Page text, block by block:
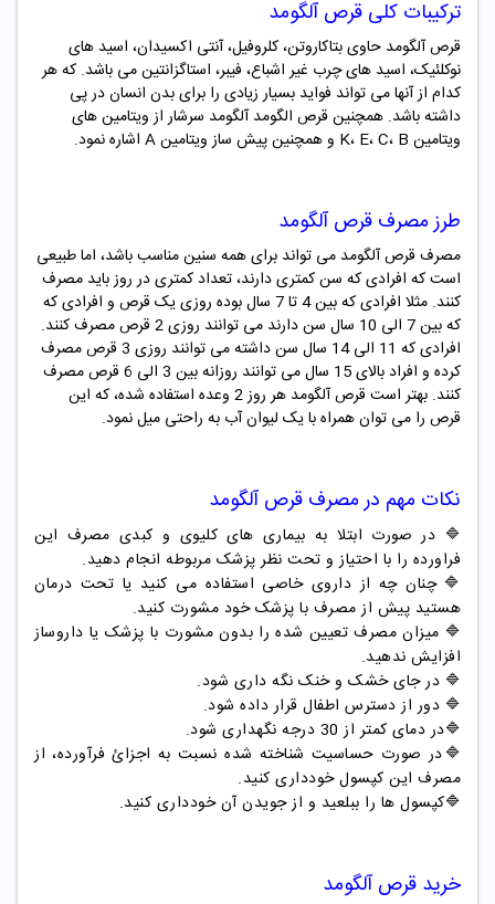
ترکیبات کلی قرص آلگومد
قرص آلگومد حاوی بتاکاروتن، کلروفیل، آنتی اکسیدان، اسید های
نوکلئیک، اسید های چرب غیر اشباع، فیبر، استاگزانتین می باشد. که هر
کدام از آنها می تواند فواید بسیار زیادی را برای بدن انسان در پی
داشته باشد. همچنین قرص الگومد آلگومد سرشار از ویتامین های
ویتامین K، E، C، B و همچنین پیش ساز ویتامین A اشاره نمود.
طرز مصرف قرص آلگومد
مصرف قرص آلگومد می تواند برای همه سنین مناسب باشد، اما طبیعی
است که افرادی که سن کمتری دارند، تعداد کمتری در روز باید مصرف
کنند. مثلا افرادی که بین 4 تا 7 سال بوده روزی یک قرص و افرادی که
که بین 7 الی 10 سال سن دارند می توانند روزی 2 قرص مصرف کنند.
افرادی که 11 الی 14 سال سن داشته می توانند روزی 3 قرص مصرف
کرده و افراد بالای 15 سال می توانند روزانه بین 3 الی 6 قرص مصرف
کنند. بهتر است قرص آلگومد هر روز 2 وعده استفاده شده، که این
قرص را می توان همراه با یک لیوان آب به راحتی میل نمود.
نکات مهم در مصرف قرص آلگومد
🔷 در صورت ابتلا به بیماری های کلیوی و کبدی مصرف این
فراورده را با احتیاز و تحت نظر پزشک مربوطه انجام دهید.
🔷 چنان چه از داروی خاصی استفاده می کنید یا تحت درمان
هستید پیش از مصرف با پزشک خود مشورت کنید.
🔷 میزان مصرف تعیین شده را بدون مشورت با پزشک یا داروساز
افزایش ندهید.
🔷 در جای خشک و خنک نگه داری شود.
🔷 دور از دسترس اطفال قرار داده شود.
🔷در دمای کمتر از 30 درجه نگهداری شود.
🔷در صورت حساسیت شناخته شده نسبت به اجزائ فرآورده، از
مصرف این کپسول خودداری کنید.
🔷کپسول ها را ببلعید و از جویدن آن خودداری کنید.
خرید قرص آلگومد